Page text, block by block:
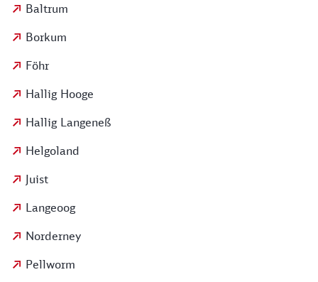
Baltrum
Borkum
Föhr
Hallig Hooge
Hallig Langeneß
Helgoland
Juist
Langeoog
Norderney
Pellworm